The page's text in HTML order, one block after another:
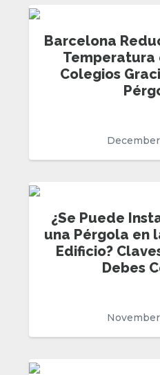
Barcelona
Temperatura
Colegios
¿Se Puede
una Pérgola en
Edificio?
Debes